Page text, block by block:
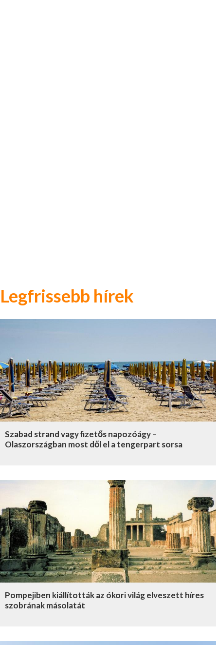
Legfrissebb hírek
Szabad strand vagy fizetős napozóágy –
Olaszországban most dől el a tengerpart sorsa
Pompejiben kiállították az ókori világ elveszett híres
szobrának másolatát